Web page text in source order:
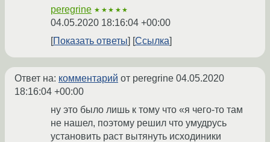
peregrine ★★★★★
04.05.2020 18:16:04 +00:00
Показать ответы
Ссылка
Ответ на: комментарий от peregrine 04.05.2020
18:16:04 +00:00
ну это было лишь к тому что «я чего-то там
не нашел, поэтому решил что умудрусь
установить раст вытянуть исходиники